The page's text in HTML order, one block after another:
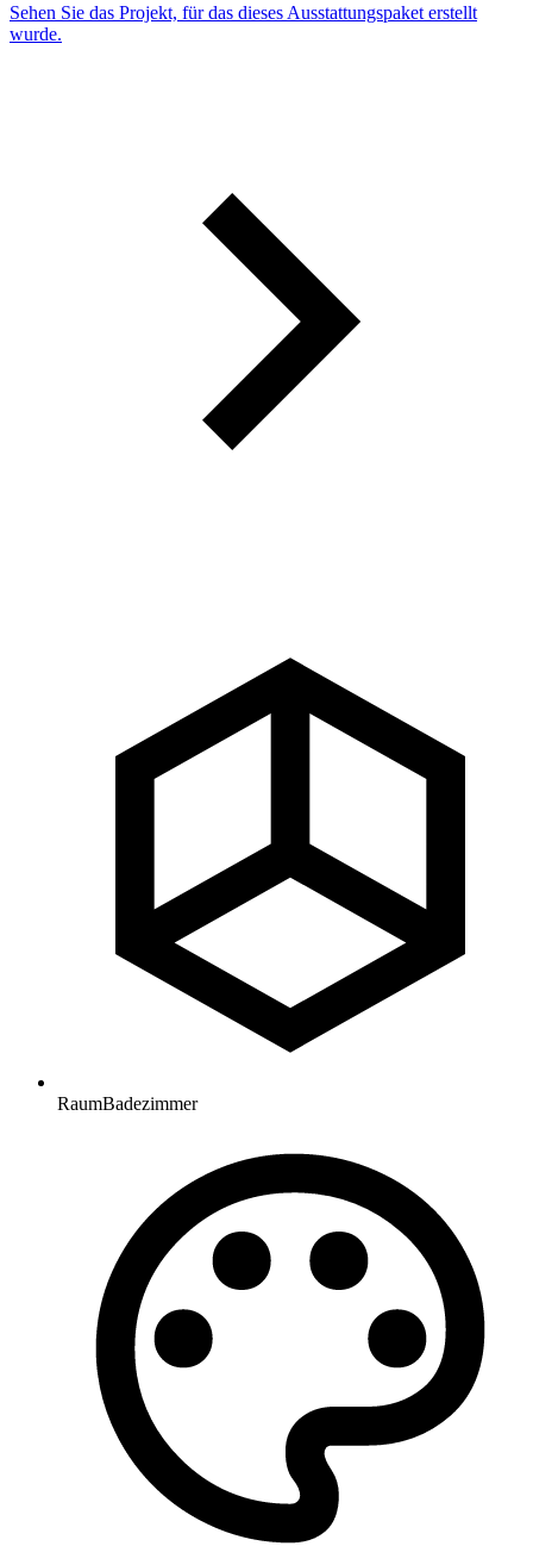
Sehen Sie das Projekt, für das dieses Ausstattungs­paket erstellt
wurde.
RaumBadezimmer